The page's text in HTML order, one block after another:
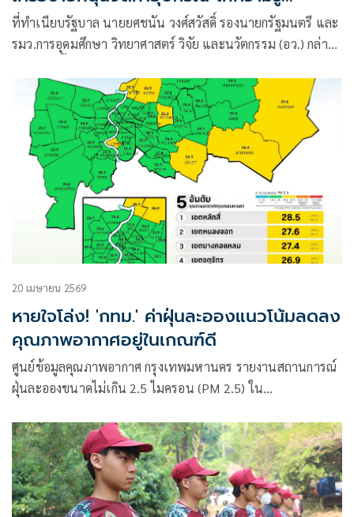
ประชาชนปรับใช้
ที่ทำเนียบรัฐบาล นายยศชนัน วงศ์สวัสดิ์ รองนายกรัฐมนตรี และ
รมว.การอุดมศึกษา วิทยาศาสตร์ วิจัย และนวัตกรรม (อว.) กล่าว
20 เมษายน 2569
หายใจโล่ง! 'กทม.' ค่าฝุ่นละอองแนวโน้มลดลง
คุณภาพอากาศอยู่ในเกณฑ์ดี
ศูนย์ข้อมูลคุณภาพอากาศ กรุงเทพมหานคร รายงานสถานการณ์
ฝุ่นละอองขนาดไม่เกิน 2.5 ไมครอน (PM 2.5) ใน